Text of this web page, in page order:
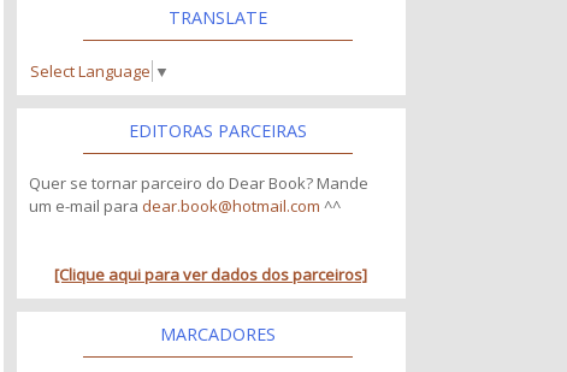
TRANSLATE
Select Language ▼
EDITORAS PARCEIRAS
Quer se tornar parceiro do Dear Book? Mande
um e-mail para dear.book@hotmail.com ^^
[Clique aqui para ver dados dos parceiros]
MARCADORES